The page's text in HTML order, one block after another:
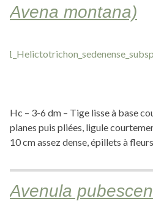
Avena montana)
Hc – 3-6 dm – Tige lisse à base
planes puis pliées, ligule
10 cm assez dense, épillets à
Avenula